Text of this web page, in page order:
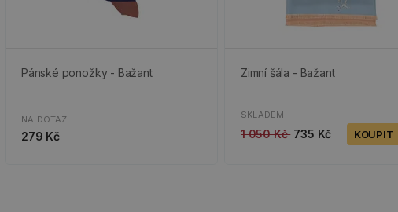
Pánské ponožky - Bažant
NA DOTAZ
279 Kč
Zimní šála - Bažant
SKLADEM
1 050 Kč 735 Kč KOUPIT